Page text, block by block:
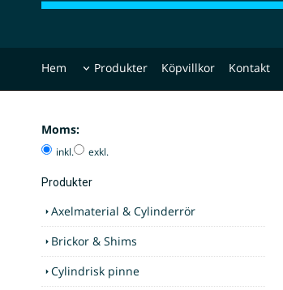
Hem Produkter Köpvillkor Kontakt
Moms:
inkl. exkl.
Produkter
Axelmaterial & Cylinderrör
Brickor & Shims
Cylindrisk pinne